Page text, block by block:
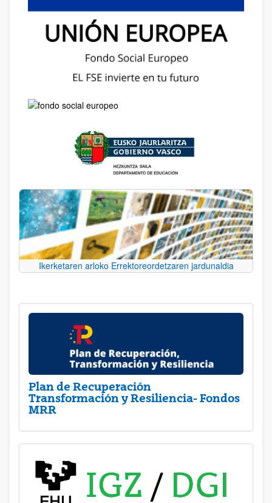
Ikerketaren arloko Errektoreordetzaren jardunaldia
Plan de Recuperación
Transformación y Resiliencia- Fondos
MRR